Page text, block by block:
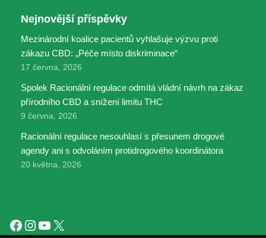
Nejnovější příspěvky
Mezinárodní koalice pacientů vyhlašuje výzvu proti
zákazu CBD: „Péče místo diskriminace“
17 června, 2026
Spolek Racionální regulace odmítá vládní návrh na zákaz
přírodního CBD a snížení limitu THC
9 června, 2026
Racionální regulace nesouhlasí s přesunem drogové
agendy ani s odvoláním protidrogového koordinátora
20 května, 2026